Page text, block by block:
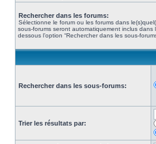
Rechercher dans les forums:
Sélectionne le forum ou les forums dans
sous-forums seront automatiquement inclus
dessous l’option “Rechercher dans les sous-
Rechercher dans les sous-forums:
Trier les résultats par: